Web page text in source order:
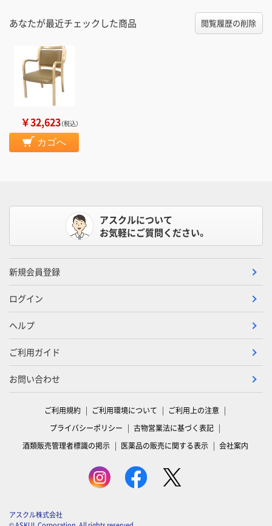
あなたが最近チェックした商品 閲覧履歴の削除
￥32,623（税込）
カゴへ
アスクルについて
お気軽にご質問ください。
新規会員登録
ログイン
ヘルプ
ご利用ガイド
お問い合わせ
ご利用規約 ご利用環境について
ご利用上の注意
プライバシーポリシー
古物営業法に基づく表記
酒類販売管理者標識の掲示
医薬品の販売に関する表示 会社案内
アスクル株式会社